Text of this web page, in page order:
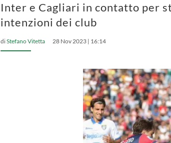
Inter e Cagliari in contatto per
intenzioni dei club
diStefano Vitetta 28 Nov 2023 | 16:14